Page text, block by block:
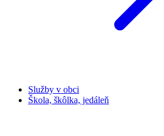
Služby v obci
Škola, škôlka, jedáleň